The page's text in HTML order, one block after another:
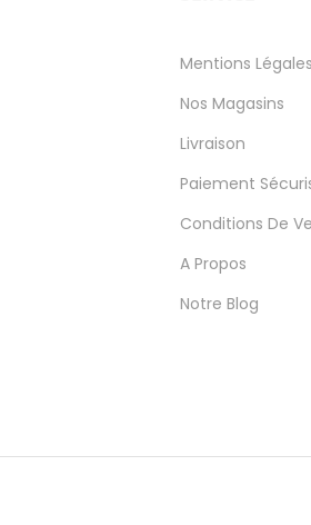
Mentions Légales
Nos Magasins
Livraison
Paiement
Conditions De
A Propos
Notre Blog